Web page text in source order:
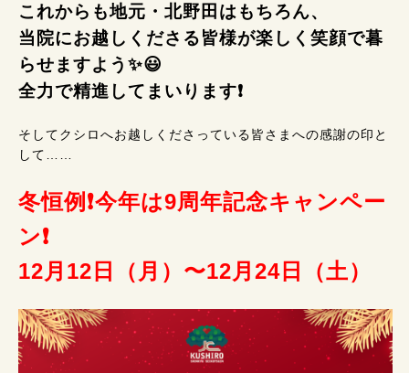
これからも地元・北野田はもちろん、
当院にお越しくださる皆様が楽しく笑顔で暮
らせますよう✨😃
全力で精進してまいります❗
そしてクシロへお越しくださっている皆さまへの感謝の印と
して……
冬恒例❗今年は9周年記念キャンペー
ン❗
12月12日（月）〜12月24日（土）